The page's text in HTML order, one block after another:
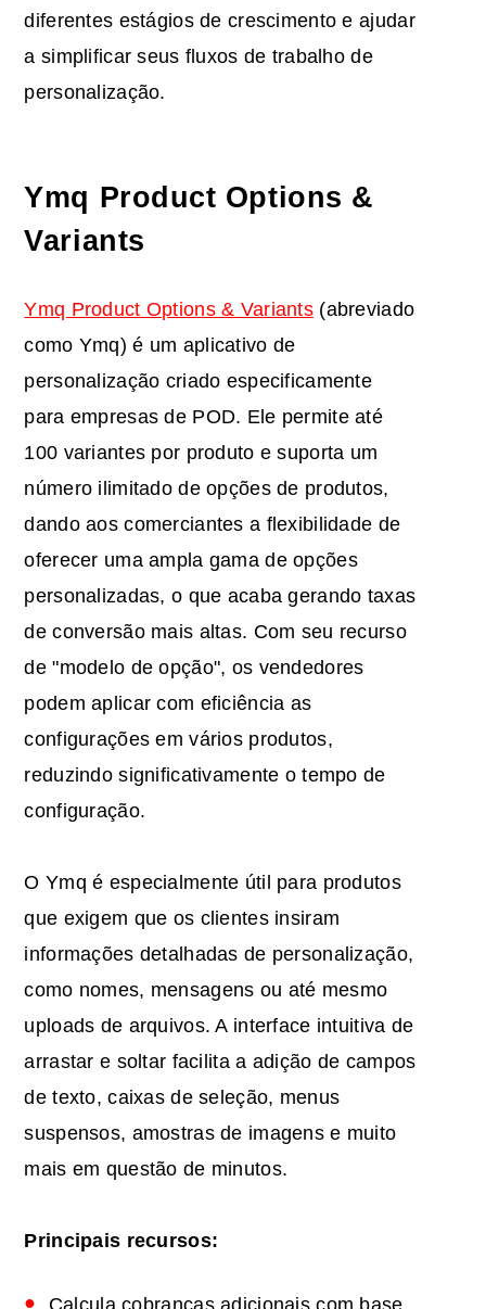
diferentes estágios de crescimento e ajudar
a simplificar seus fluxos de trabalho de
personalização.
Ymq Product Options &
Variants
Ymq Product Options & Variants (abreviado
como Ymq) é um aplicativo de
personalização criado especificamente
para empresas de POD. Ele permite até
100 variantes por produto e suporta um
número ilimitado de opções de produtos,
dando aos comerciantes a flexibilidade de
oferecer uma ampla gama de opções
personalizadas, o que acaba gerando taxas
de conversão mais altas. Com seu recurso
de "modelo de opção", os vendedores
podem aplicar com eficiência as
configurações em vários produtos,
reduzindo significativamente o tempo de
configuração.
O Ymq é especialmente útil para produtos
que exigem que os clientes insiram
informações detalhadas de personalização,
como nomes, mensagens ou até mesmo
uploads de arquivos. A interface intuitiva de
arrastar e soltar facilita a adição de campos
de texto, caixas de seleção, menus
suspensos, amostras de imagens e muito
mais em questão de minutos.
Principais recursos:
Calcula cobranças adicionais com base